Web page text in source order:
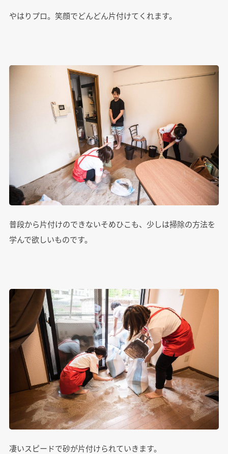
やはりプロ。笑顔でどんどん片付けてくれます。
普段から片付けのできないそめひこも、少しは掃除の方法を
学んで欲しいものです。
凄いスピードで砂が片付けられていきます。